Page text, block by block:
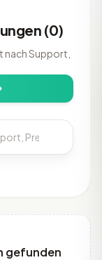
(0)
nach Support,
gefunden